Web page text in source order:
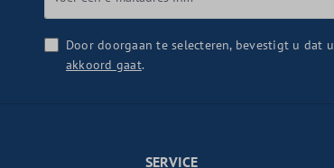
Door doorgaan te selecteren, bevestigt u dat
akkoord gaat.
SERVICE